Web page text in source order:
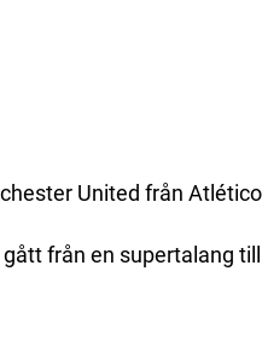
United från
från en supertalang